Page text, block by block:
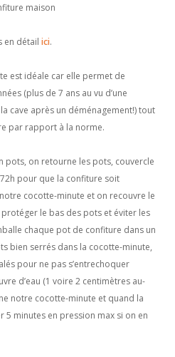
maison
en détail ici.
est idéale car elle permet de
(plus de 7 ans au vu d’une
cave après un déménagement!) tout
par rapport à la norme.
pots, on retourne les pots, couvercle
pour que la confiture soit
cocotte-minute et on recouvre le
le bas des pots et éviter les
chaque pot de confiture dans un
bien serrés dans la cocotte-minute,
pour ne pas s’entrechoquer
d’eau (1 voire 2 centimètres au-
notre cocotte-minute et quand la
5 minutes en pression max si on en